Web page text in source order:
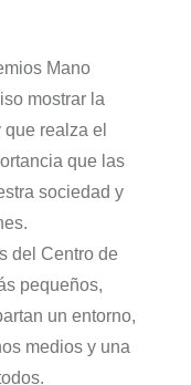
Mano
mostrar la
realza el
que las
sociedad y
del Centro de
pequeños,
un entorno,
medios y una